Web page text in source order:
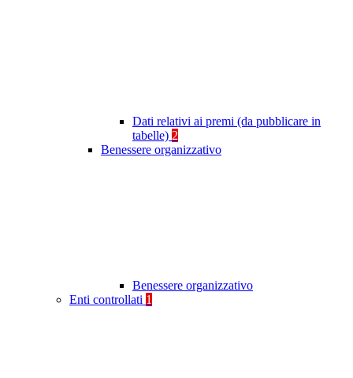
Dati relativi ai premi (da pubblicare in
tabelle) 2
Benessere organizzativo
Benessere organizzativo
Enti controllati 1